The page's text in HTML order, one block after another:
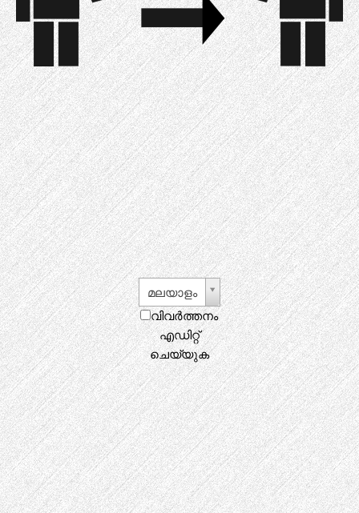
മലയാളം
വിവർത്തനം
എഡിറ്റ്
ചെയ്യുക